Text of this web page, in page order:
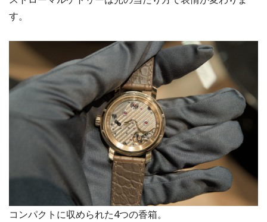
す。
コンパクトに収められた4つの香箱。